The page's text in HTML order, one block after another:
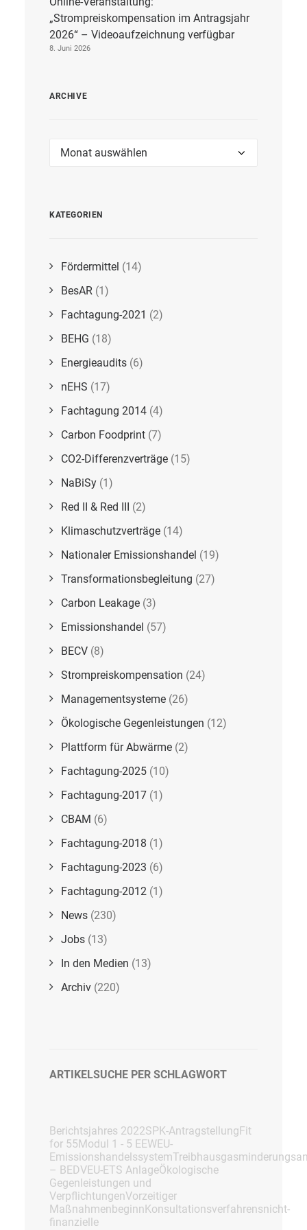
„Strompreiskompensation im Antragsjahr
2026“ – Videoaufzeichnung verfügbar
8. Juni 2026
ARCHIVE
Archive
KATEGORIEN
Fördermittel (14)
BesAR (1)
Fachtagung-2021 (2)
BEHG (18)
Energieaudits (6)
nEHS (17)
Fachtagung 2014 (4)
Carbon Foodprint (7)
CO2-Differenzverträge (15)
NaBiSy (1)
Red II & Red III (2)
Klimaschutzverträge (14)
Nationaler Emissionshandel (19)
Transformationsbegleitung (27)
Carbon Leakage (3)
Emissionshandel (57)
BECV (8)
Strompreiskompensation (24)
Managementsysteme (26)
Ökologische Gegenleistungen (12)
Plattform für Abwärme (2)
Fachtagung-2025 (10)
Fachtagung-2017 (1)
CBAM (6)
Fachtagung-2018 (1)
Fachtagung-2023 (6)
Fachtagung-2012 (1)
News (230)
Jobs (13)
In den Medien (13)
Archiv (220)
ARTIKELSUCHE PER SCHLAGWORT
Berichtsjahres 2022SPK-AntragstellungFit
for 55Modul 1 - 5 EEWEU-
Emissionshandelssystem
– BEDVEU-ETS AnlageÖkologische
Gegenleistungen und
VerpflichtungenVorzeitiger
MaßnahmenbeginnKonsultationsverfahrensnicht-
finanzielle